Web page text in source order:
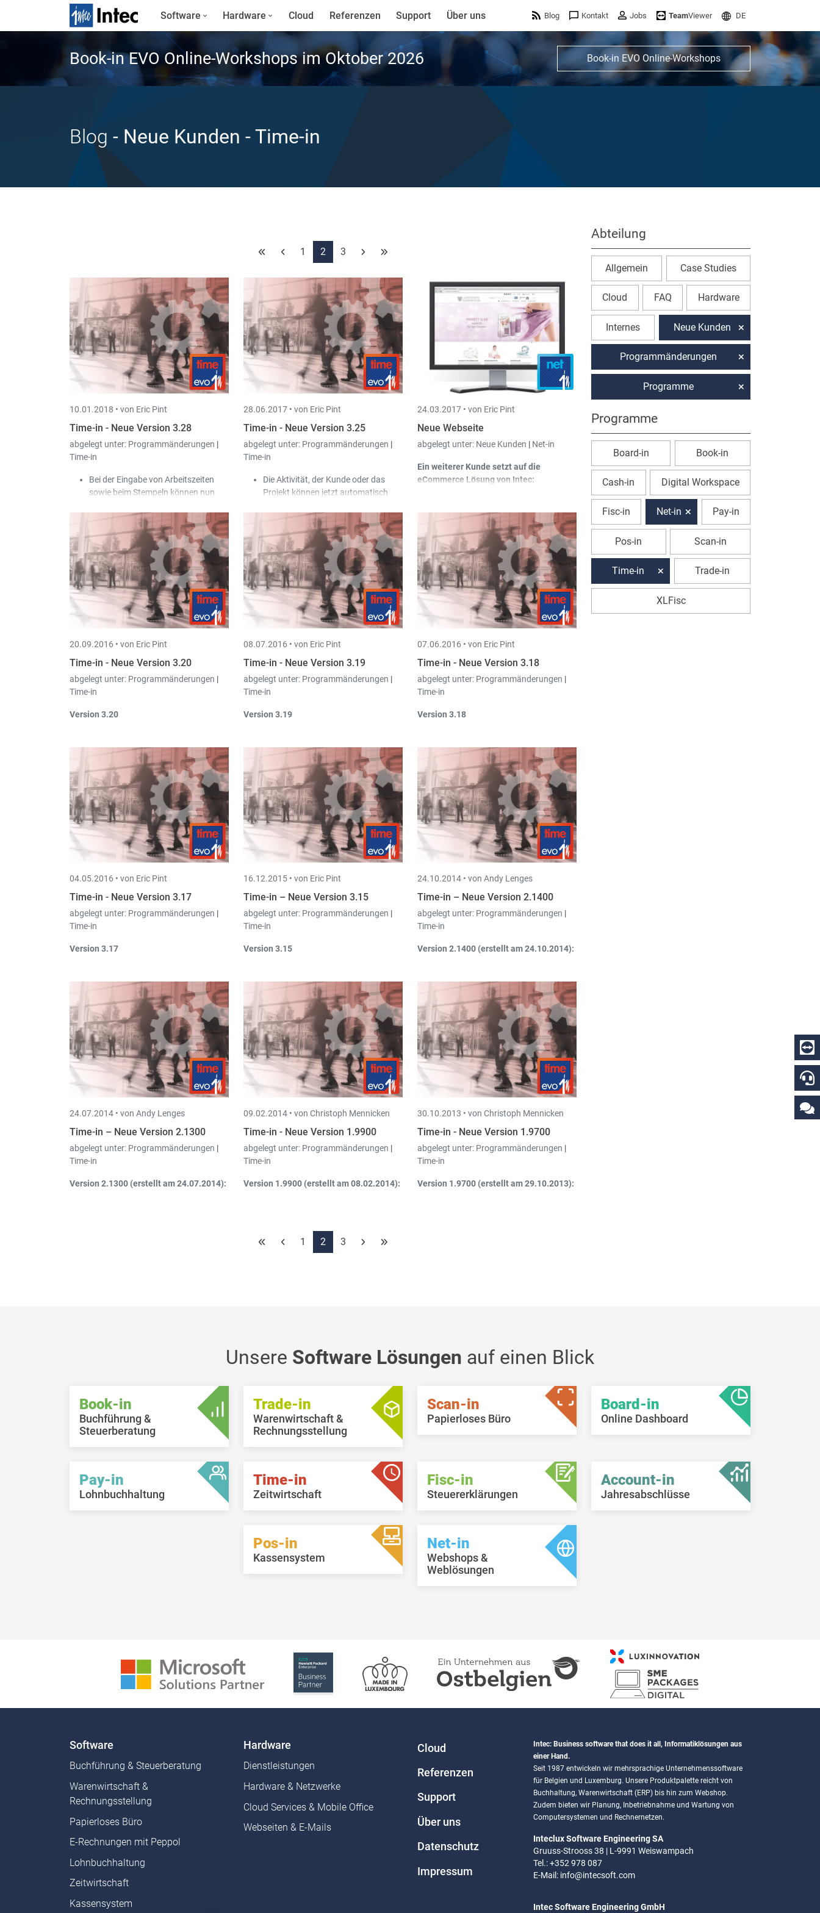
Software Hardware Cloud Referenzen Support Über uns Blog Kontakt Jobs TeamViewer DE
Book-in EVO Online-Workshops im Oktober 2026 Book-in EVO Online-Workshops
Blog - Neue Kunden - Time-in
1 2 3
10.01.2018 • von Eric Pint
Time-in - Neue Version 3.28
abgelegt unter: Programmänderungen |
Time-in
Bei der Eingabe von Arbeitszeiten
sowie beim Stempeln können nun
28.06.2017 • von Eric Pint
Time-in - Neue Version 3.25
abgelegt unter: Programmänderungen |
Time-in
Die Aktivität, der Kunde oder das
Projekt können jetzt automatisch
vorgeschlagen werden.
Man kann ebenfalls einen Barcode
Scanner nutzen um Aktivität, Kunde
oder Projekt zu erfassen.
24.03.2017 • von Eric Pint
Neue Webseite
abgelegt unter: Neue Kunden | Net-in
Ein weiterer Kunde setzt auf die
eCommerce Lösung von Intec:
Webshop
20.09.2016 • von Eric Pint
Time-in - Neue Version 3.20
abgelegt unter: Programmänderungen |
Time-in
Version 3.20
Arbeitszeiten können nun
automatisch in der
Lohnbuchhaltung Pay-in
abgerufen
und zuLöhnen verarbeitet werden.
08.07.2016 • von Eric Pint
Time-in - Neue Version 3.19
abgelegt unter: Programmänderungen |
Time-in
Version 3.19
Menüpunkt"Kalenderübersicht",
diese ermöglicht eineübersichtliche
Darstellung der letzen Aktivitäten
ausStempelzeiten und
Arbeitszeiten. Die Farben dieser
Darstellung könnenpro Aktivität
angepasst werden.
07.06.2016 • von Eric Pint
Time-in - Neue Version 3.18
abgelegt unter: Programmänderungen |
Time-in
Version 3.18
Arbeitszeitenwährend dem Transfer
mit den Daten aus den Stempelzeiten
abzugleichen
. Der Transfer kann
jetzt alsomehrmalsfür den gleichen
Mitarbeiter und Taggestartet
werden.
Neue Rundungsmethodenfür die
Übertragung hinzugefügt.
04.05.2016 • von Eric Pint
Time-in - Neue Version 3.17
abgelegt unter: Programmänderungen |
Time-in
Version 3.17
(für Apple iOS und Android). Weitere
Details im Fuß dieser E-Mail.
Die Nummer des mobilen Gerätes,
welches einen Eintrag in
Arbeitszeiten erfasst hat, wird
abgespeichert
und schreibgeschützt
angezeigt.
16.12.2015 • von Eric Pint
Time-in – Neue Version 3.15
abgelegt unter: Programmänderungen |
Time-in
Version 3.15
Kunden mit einem Prozentsatz
anzugeben, um dieArbeitszeitbei
der Eingabezu ventilieren .
24.10.2014 • von Andy Lenges
Time-in – Neue Version 2.1400
abgelegt unter: Programmänderungen |
Time-in
Version 2.1400 (erstellt am 24.10.2014):
Restore von SQL-Serverversions-
unabhängigen Backups .
Neue Funktion "
Stapelverwaltung
(Direktdruck) ".
24.07.2014 • von Andy Lenges
Time-in – Neue Version 2.1300
abgelegt unter: Programmänderungen |
Time-in
Version 2.1300 (erstellt am 24.07.2014):
09.02.2014 • von Christoph Mennicken
Time-in - Neue Version 1.9900
abgelegt unter: Programmänderungen |
Time-in
Version 1.9900 (erstellt am 08.02.2014):
Monatsübersicht/Jahresübersicht:
Möglichkeit auf die Abteilung des
30.10.2013 • von Christoph Mennicken
Time-in - Neue Version 1.9700
abgelegt unter: Programmänderungen |
Time-in
Version 1.9700 (erstellt am 29.10.2013):
1 2 3
Abteilung
Allgemein Case Studies
Cloud FAQ Hardware
Internes Neue Kunden
Programmänderungen
Programme
Programme
Board-in Book-in
Cash-in Digital Workspace
Fisc-in Net-in Pay-in
Pos-in Scan-in
Time-in Trade-in
XLFisc
Unsere Software Lösungen auf einen Blick
Book-in
Buchführung &
Steuerberatung
Trade-in
Warenwirtschaft &
Rechnungsstellung
Scan-in
Papierloses Büro
Board-in
Online Dashboard
Pay-in
Lohnbuchhaltung
Time-in
Zeitwirtschaft
Fisc-in
Steuererklärungen
Account-in
Jahresabschlüsse
Pos-in
Kassensystem
Net-in
Webshops &
Weblösungen
Software
Buchführung & Steuerberatung
Warenwirtschaft &
Rechnungsstellung
Papierloses Büro
E-Rechnungen mit Peppol
Lohnbuchhaltung
Zeitwirtschaft
Kassensystem
Hardware
Dienstleistungen
Hardware & Netzwerke
Cloud Services & Mobile Office
Webseiten & E-Mails
Cloud
Referenzen
Support
Über uns
Datenschutz
Impressum
Intec: Business software that does it all, Informatiklösungen aus
einer Hand.
Seit 1987 entwickeln wir mehrsprachige Unternehmenssoftware
für Belgien und Luxemburg. Unsere Produktpalette reicht von
Buchhaltung, Warenwirtschaft (ERP) bis hin zum Webshop.
Zudem bieten wir Planung, Inbetriebnahme und Wartung von
Computersystemen und Rechnernetzen.
Inteclux Software Engineering SA
Gruuss-Strooss 38 | L-9991 Weiswampach
Tel.: +352 978 087
E-Mail: info@intecsoft.com
Intec Software Engineering GmbH